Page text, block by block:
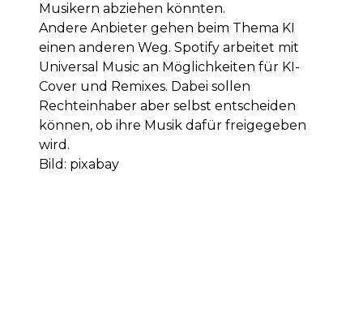
Musikern abziehen könnten.
Andere Anbieter gehen beim Thema KI
einen anderen Weg. Spotify arbeitet mit
Universal Music an Möglichkeiten für KI-
Cover und Remixes. Dabei sollen
Rechteinhaber aber selbst entscheiden
können, ob ihre Musik dafür freigegeben
wird.
Bild: pixabay